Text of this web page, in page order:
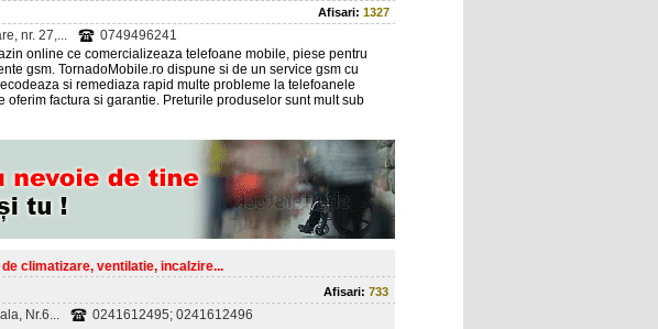
Afisari: 1327
nr. 27,...
0749496241
online ce comercializeaza telefoane mobile, piese pentru
gsm. TornadoMobile.ro dispune si de un service gsm cu
si remediaza rapid multe probleme la telefoanele
factura si garantie. Preturile produselor sunt mult sub
climatizare, ventilatie, incalzire...
Afisari: 733
Nr.6...
0241612495; 0241612496